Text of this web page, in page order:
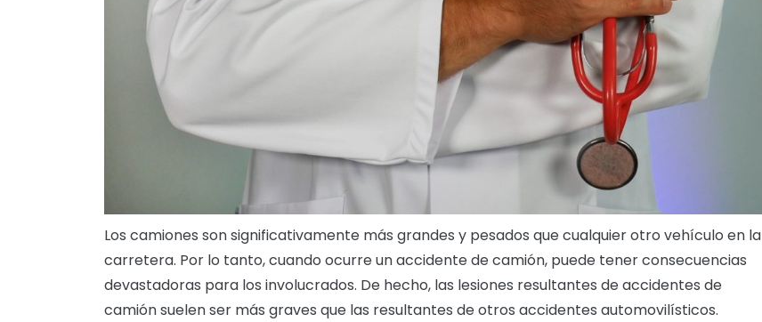
Los camiones son significativamente más grandes y pesados que cualquier otro vehículo en la
carretera. Por lo tanto, cuando ocurre un accidente de camión, puede tener consecuencias
devastadoras para los involucrados. De hecho, las lesiones resultantes de accidentes de
camión suelen ser más graves que las resultantes de otros accidentes automovilísticos.